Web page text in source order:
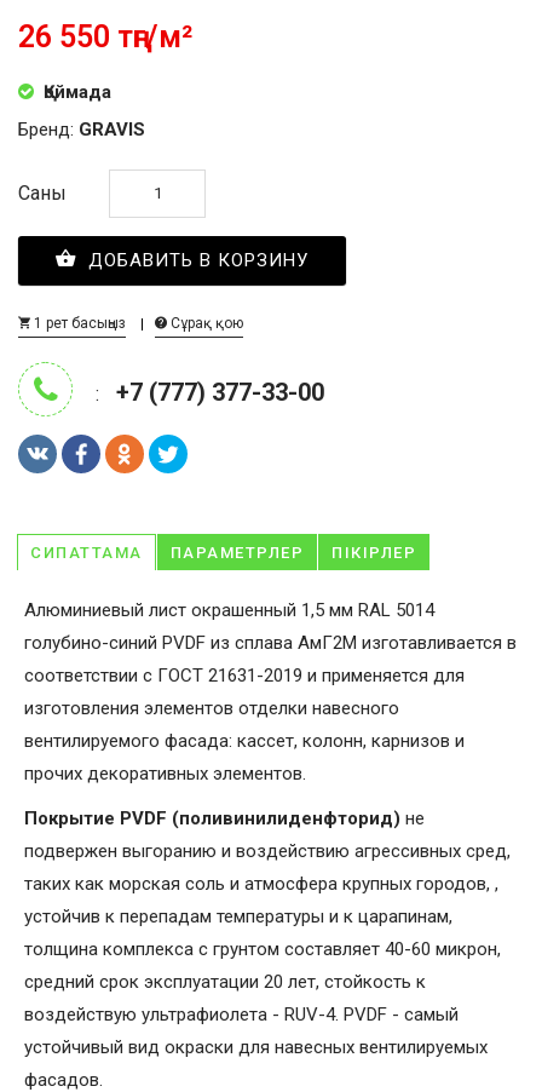
26 550 тңг/м²
Қоймада
Бренд: GRAVIS
Саны
ДОБАВИТЬ В КОРЗИНУ
1 рет басыңыз Сұрақ қою
: +7 (777) 377-33-00
СИПАТТАМА ПАРАМЕТРЛЕР ПІКІРЛЕР
Алюминиевый лист окрашенный 1,5 мм RAL 5014
голубино-синий PVDF из сплава АмГ2М изготавливается в
соответствии с ГОСТ 21631-2019 и применяется для
изготовления элементов отделки навесного
вентилируемого фасада: кассет, колонн, карнизов и
прочих декоративных элементов.
Покрытие PVDF (поливинилиденфторид) не
подвержен выгоранию и воздействию агрессивных сред,
таких как морская соль и атмосфера крупных городов, ,
устойчив к перепадам температуры и к царапинам,
толщина комплекса с грунтом составляет 40-60 микрон,
средний срок эксплуатации 20 лет, стойкость к
воздействую ультрафиолета - RUV-4. PVDF - самый
устойчивый вид окраски для навесных вентилируемых
фасадов.